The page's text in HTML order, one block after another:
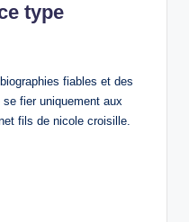
type
fiables et des
fier uniquement aux
fils de nicole croisille.